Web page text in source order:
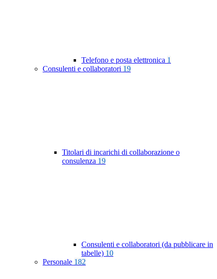
Telefono e posta elettronica 1
Consulenti e collaboratori 19
Titolari di incarichi di collaborazione o
consulenza 19
Consulenti e collaboratori (da pubblicare in
tabelle) 10
Personale 182